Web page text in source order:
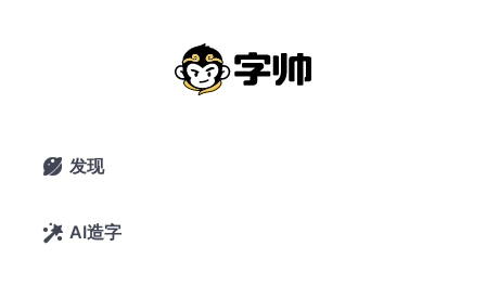
 发现
 AI造字
素材集市康康体：素材集市首款原创可
爱手写字体免费商用
0 下载
8条评论